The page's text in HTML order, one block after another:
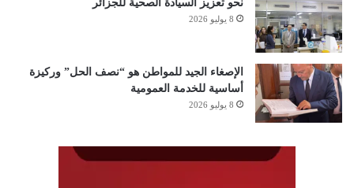
نحو تعزيز السيادة الصحية للجزائر
8 يوليو 2026
الإصغاء الجيد للمواطن هو “نصف الحل” وركيزة
أساسية للخدمة العمومية
8 يوليو 2026